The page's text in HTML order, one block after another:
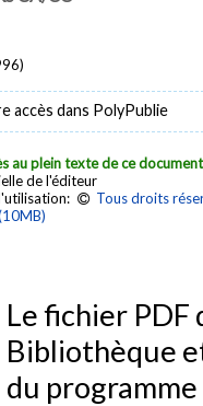
accès dans PolyPublie
au plein texte de ce document
de l'éditeur
Tous droits
Le fichier
Bibliothèque
du programme